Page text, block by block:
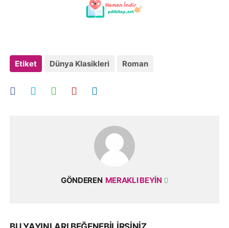
Etiket Dünya Klasikleri Roman
GÖNDEREN MERAKLI BEYIN